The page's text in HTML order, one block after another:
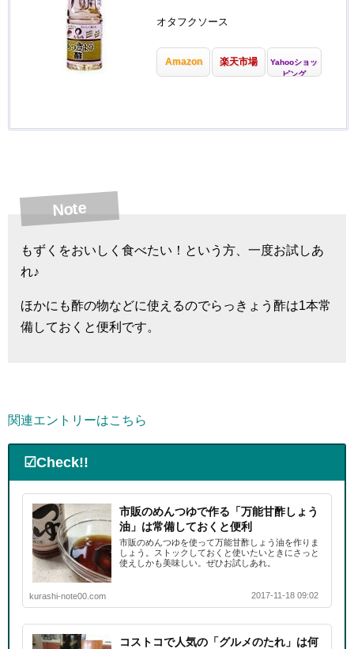
オタフクソース
Amazon 楽天市場
Yahooショッ
ピング
Note
もずくをおいしく食べたい！という方、一度お試しあ
れ♪
ほかにも酢の物などに使えるのでらっきょう酢は1本常
備しておくと便利です。
関連エントリーはこちら
☑Check!!
市販のめんつゆで作る「万能甘酢しょう
油」は常備しておくと便利
市販のめんつゆを使って万能甘酢しょう油を作りま
しょう。ストックしておくと使いたいときにさっと
使えしかも美味しい。ぜひお試しあれ。
kurashi-note00.com 2017-11-18 09:02
コストコで人気の「グルメのたれ」は何